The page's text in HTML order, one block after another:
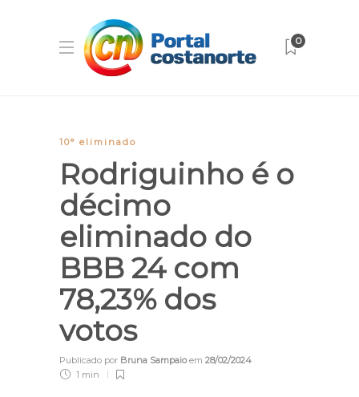
0
10° eliminado
Rodriguinho é o
décimo
eliminado do
BBB 24 com
78,23% dos
votos
Publicado por Bruna Sampaioem 28/02/2024
1 min